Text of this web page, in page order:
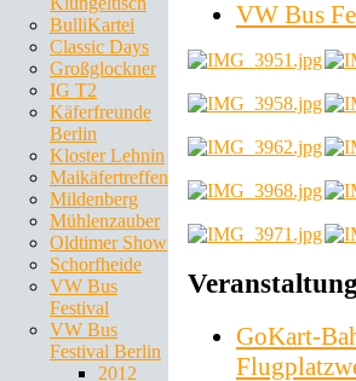
BulliKartei
Classic Days
Großglockner
IG T2
Käferfreunde
Berlin
Kloster Lehnin
Maikäfertreffen
Mildenberg
Mühlenzauber
Oldtimer Show
Schorfheide
VW Bus
Festival
VW Bus
Festival Berlin
2012
VW Bus
GoKart-